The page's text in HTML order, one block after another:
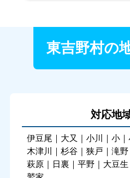
東吉野村の
対応地
伊豆尾｜大又｜小川｜小｜
木津川｜杉谷｜狭戸｜滝野
萩原｜日裏｜平野｜大豆生